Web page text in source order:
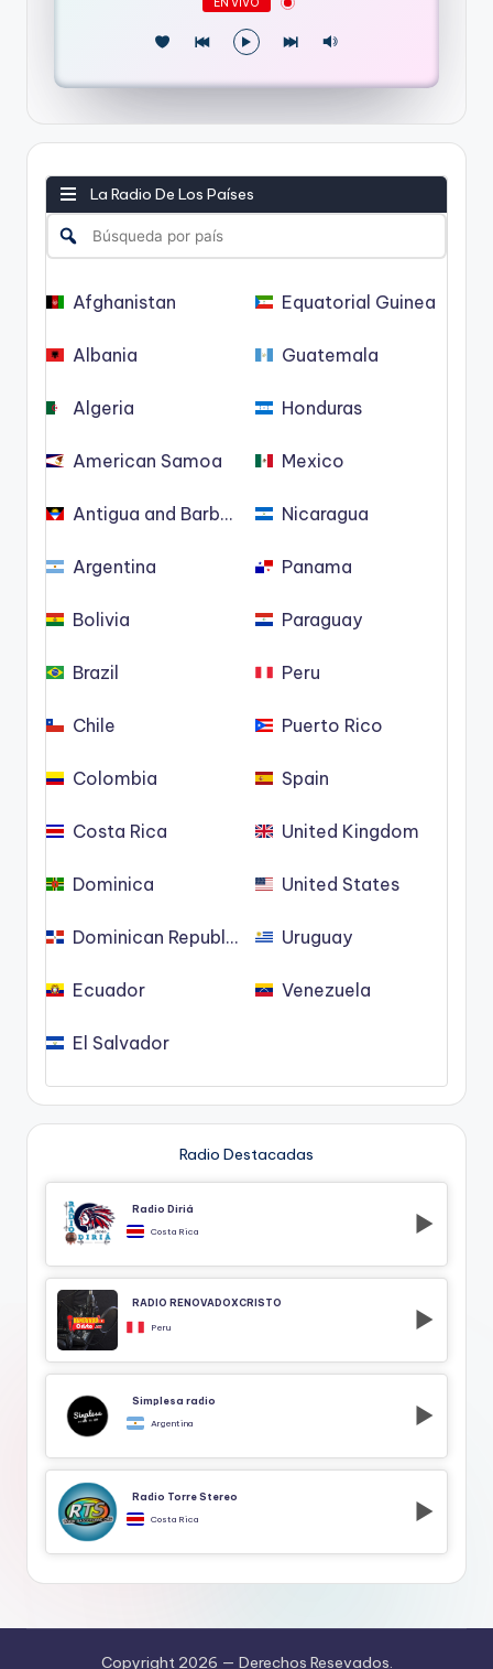
La Radio De Los Países
Afghanistan
Albania
Algeria
American Samoa
Antigua and Barbuda
Argentina
Bolivia
Brazil
Chile
Colombia
Costa Rica
Dominica
Dominican Republic
Ecuador
El Salvador
Equatorial Guinea
Guatemala
Honduras
Mexico
Nicaragua
Panama
Paraguay
Peru
Puerto Rico
Spain
United Kingdom
United States
Uruguay
Venezuela
Radio Destacadas
Radio Diriá
Costa Rica
RADIO RENOVADOXCRISTO
Peru
Simplesa radio
Argentina
Radio Torre Stereo
Costa Rica
Copyright 2026 — Derechos Resevados.